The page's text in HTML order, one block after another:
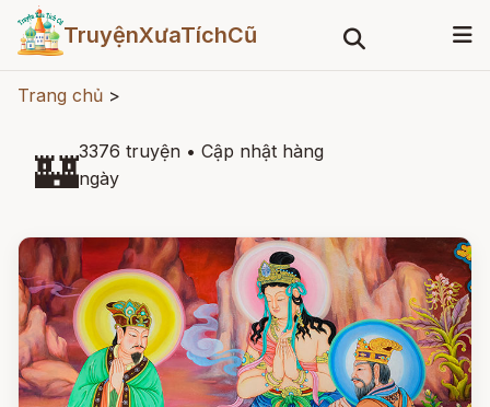
TruyệnXưaTíchCũ
Trang chủ >
🏰3376 truyện • Cập nhật hàng
ngày